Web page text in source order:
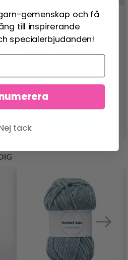
KNITPRO ZING
RUNDSTICKOR 80 CM
Pris från55.95 SEK
gemenskap och få
till inspirerande
specialerbjudanden!
tack